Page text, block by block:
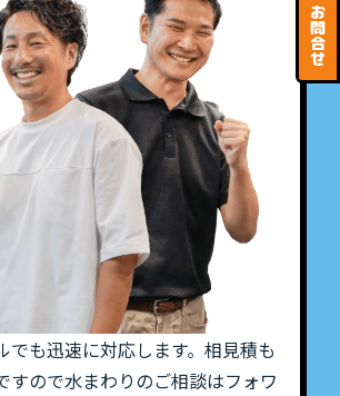
お
問
合
せ
でも迅速に対応します。相見積も
すので水まわりのご相談はフォワ